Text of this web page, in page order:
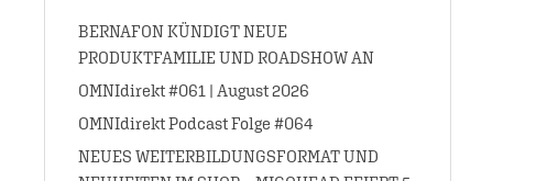
BERNAFON KÜNDIGT NEUE
PRODUKTFAMILIE UND ROADSHOW AN
OMNIdirekt #061 | August 2026
OMNIdirekt Podcast Folge #064
NEUES WEITERBILDUNGSFORMAT UND